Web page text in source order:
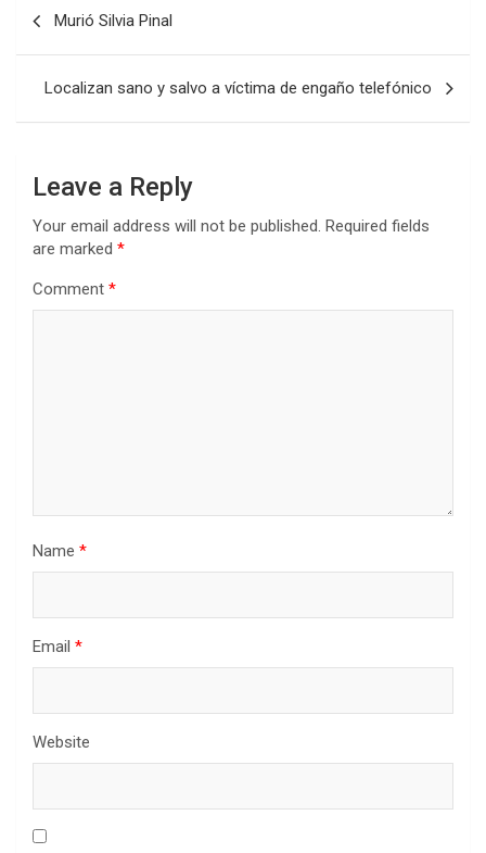
Murió Silvia Pinal
Localizan sano y salvo a víctima de engaño telefónico
Leave a Reply
Your email address will not be published. Required fields
are marked *
Comment *
Name *
Email *
Website